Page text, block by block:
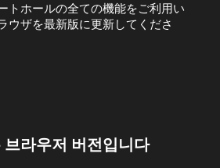
トホールの全ての機能をご利用い
ウザを最新版に更新してくださ
라우저 버전입니다